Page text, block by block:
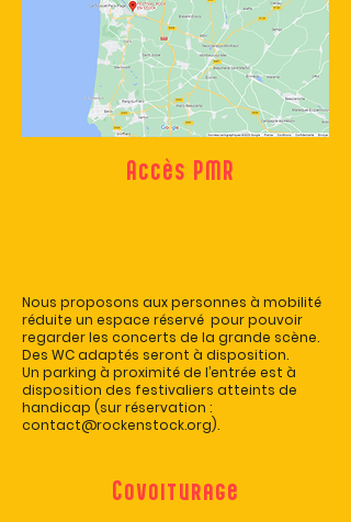
Accès PMR
Nous proposons aux personnes à mobilité
réduite un espace réservé pour pouvoir
regarder les concerts de la grande scène.
Des WC adaptés seront à disposition.
Un parking à proximité de l’entrée est à
disposition des festivaliers atteints de
handicap (sur réservation :
contact@rockenstock.org).
Covoiturage